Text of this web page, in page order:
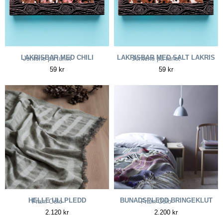
LAKRISBAR MED CHILI
59 kr
Jentene på tunet
LAKRISBAR MED SALT LAKRIS
59 kr
Jentene på tunet
HELLE ULLPLEDD
2.120 kr
Fram Oslo
BUNADSPLEDD BRINGEKLUT
2.200 kr
Fram Oslo